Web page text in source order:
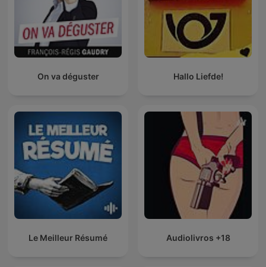
On va déguster Hallo Liefde!
Le Meilleur Résumé Audiolivros +18